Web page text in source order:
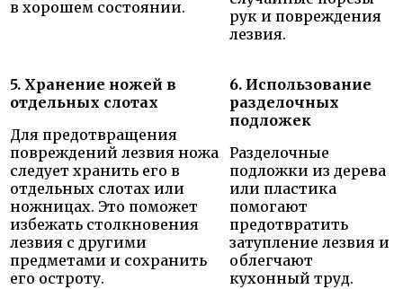
в хорошем состоянии.
рук и повреждения
лезвия.
5. Хранение ножей в
отдельных слотах
Для предотвращения
повреждений лезвия ножа
следует хранить его в
отдельных слотах или
ножницах. Это поможет
избежать столкновения
лезвия с другими
предметами и сохранить
его остроту.
6. Использование
разделочных
подложек
Разделочные
подложки из дерева
или пластика
помогают
предотвратить
затупление лезвия и
облегчают
кухонный труд.